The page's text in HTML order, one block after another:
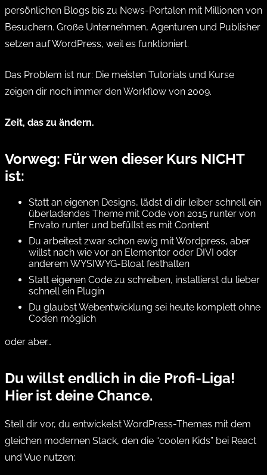
persönlichen Blogs bis zu News-Portalen mit Millionen von
Besuchern. Große Unternehmen, Agenturen und Publisher
setzen auf WordPress, weil es funktioniert.
Das Problem ist nur: Die meisten Tutorials und Kurse
zeigen dir noch immer den Workflow von 2009.
Zeit, das zu ändern.
Vorweg: Für wen dieser Kurs NICHT
ist:
Statt an eigenen Designs, lädst di dir leiber schnell ein
überladendes Theme mit Code von 2015 runter von
Envato runter und befüllst es mit Content
Du arbeitest zwar schon ewig mit Wordpress, aber
willst nach wie vor an Elementor oder DIVI oder
anderem WYSIWYG-Bloat festhalten
Statt eigenen Code zu schreiben, installierst du lieber
schnell ein Plugin
Du glaubst Webentwicklung sei heute komplett ohne
Coden möglich
oder aber…
Du willst endlich in die Profi-Liga!
Hier ist deine Chance.
Stell dir vor, du entwickelst WordPress-Themes mit dem
gleichen modernen Stack, den die “coolen Kids” bei React
und Vue nutzen: